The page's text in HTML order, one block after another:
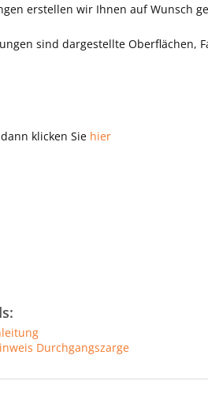
erstellen wir Ihnen auf Wunsch
sind dargestellte Oberflächen,
klicken Sie hier
Durchgangszarge